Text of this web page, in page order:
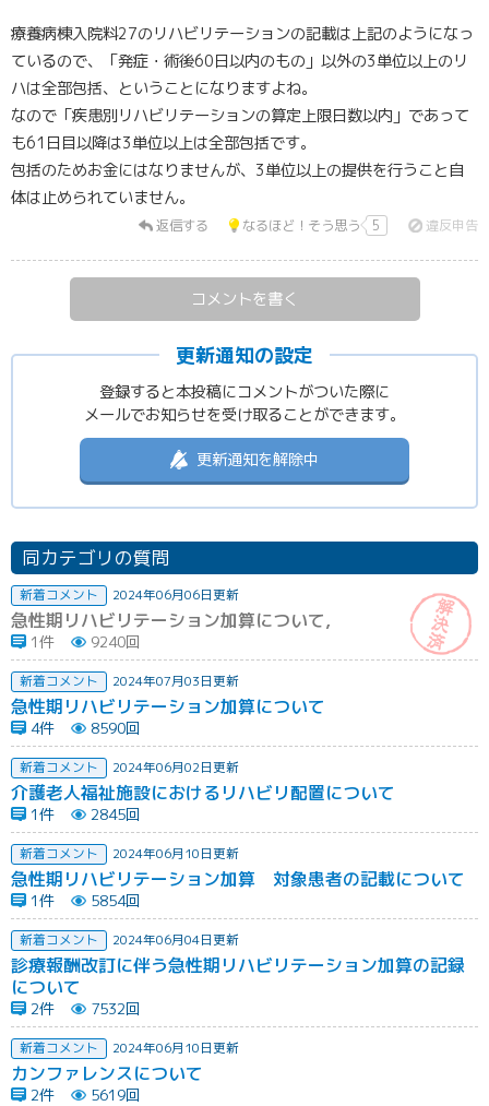
療養病棟入院料27のリハビリテーションの記載は上記のようになっ
ているので、「発症・術後60日以内のもの」以外の3単位以上のリ
ハは全部包括、ということになりますよね。
なので「疾患別リハビリテーションの算定上限日数以内」であって
も61日目以降は3単位以上は全部包括です。
包括のためお金にはなりませんが、3単位以上の提供を行うこと自
体は止められていません。
返信する なるほど！そう思う 5 違反申告
コメントを書く
更新通知の設定
登録すると本投稿にコメントがついた際に
メールでお知らせを受け取ることができます。
更新通知を解除中
同カテゴリの質問
新着コメント 2024年06月06日更新
急性期リハビリテーション加算について,
1件 9240回
新着コメント 2024年07月03日更新
急性期リハビリテーション加算について
4件 8590回
新着コメント 2024年06月02日更新
介護老人福祉施設におけるリハビリ配置について
1件 2845回
新着コメント 2024年06月10日更新
急性期リハビリテーション加算 対象患者の記載について
1件 5854回
新着コメント 2024年06月04日更新
診療報酬改訂に伴う急性期リハビリテーション加算の記録
について
2件 7532回
新着コメント 2024年06月10日更新
カンファレンスについて
2件 5619回